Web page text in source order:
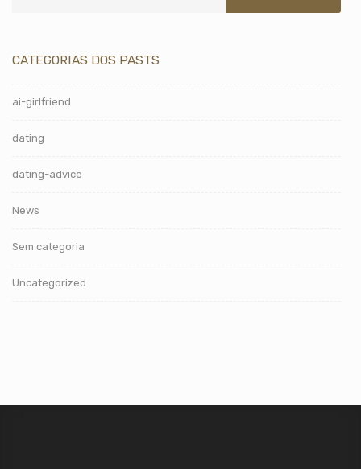
CATEGORIAS DOS PASTS
ai-girlfriend
dating
dating-advice
News
Sem categoria
Uncategorized